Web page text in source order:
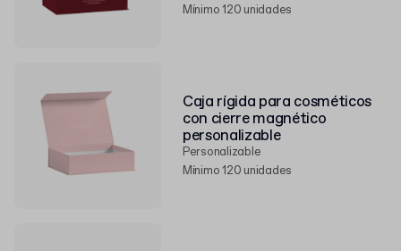
Mínimo 120 unidades
Caja rígida para cosméticos
con cierre magnético
personalizable
Personalizable
Mínimo 120 unidades